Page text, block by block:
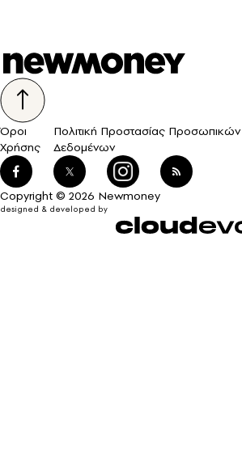
Όροι
Χρήσης
Πολιτική Προστασίας Προσωπικών
Δεδομένων
Copyright © 2026 Newmoney
designed & developed by